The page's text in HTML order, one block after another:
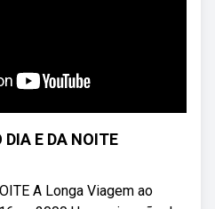
DIA E DA NOITE
A Longa Viagem ao